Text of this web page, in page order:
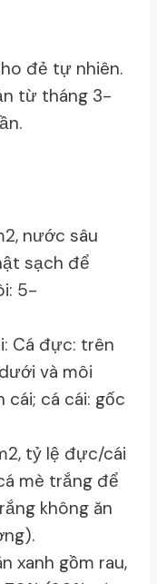
đẻ tự nhiên.
từ tháng 3-
nước sâu
sạch để
5-
Cá đực: trên
và môi
cá cái: gốc
tỷ lệ đực/cái
mè trắng để
không ăn
xanh gồm rau,